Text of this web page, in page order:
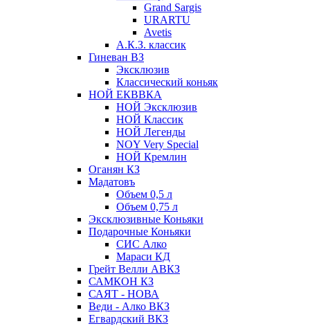
Grand Sargis
URARTU
Avetis
А.К.З. классик
Гиневан ВЗ
Эксклюзив
Классический коньяк
НОЙ ЕКВВКА
НОЙ Эксклюзив
НОЙ Классик
НОЙ Легенды
NOY Very Speсial
НОЙ Кремлин
Оганян КЗ
Мадатовъ
Объем 0,5 л
Объем 0,75 л
Эксклюзивные Коньяки
Подарочные Коньяки
СИС Алко
Мараси КД
Грейт Велли АВКЗ
САМКОН КЗ
САЯТ - НОВА
Веди - Алко ВКЗ
Егвардский ВКЗ